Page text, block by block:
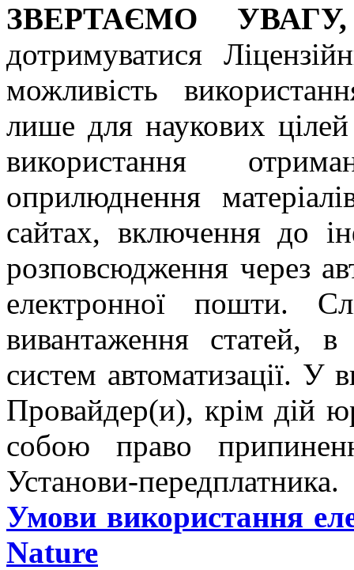
ЗВЕРТАЄМО УВАГУ,
дотримуватися
можливість
лише для наукових
використання
оприлюднення
сайтах, включення до
розповсюдження через
електронної пошти.
вивантаження статей,
систем автоматизації. У
Провайдер(и), крім дій
собою право
Установи-передплатника.
Умови використання
Nature